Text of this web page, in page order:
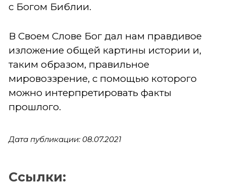
с Богом Библии.
В Своем Слове Бог дал нам правдивое
изложение общей картины истории и,
таким образом, правильное
мировоззрение, с помощью которого
можно интерпретировать факты
прошлого.
Дата публикации: 08.07.2021
Ссылки: